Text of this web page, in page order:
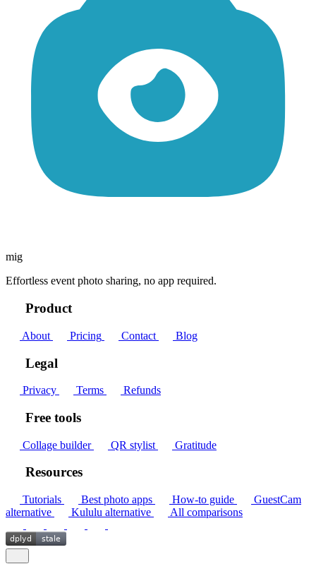
mig
Effortless event photo sharing, no app required.
Product
About Pricing Contact Blog
Legal
Privacy Terms Refunds
Free tools
Collage builder QR stylist Gratitude
Resources
Tutorials Best photo apps How-to guide
GuestCam
alternative
Kululu alternative All comparisons